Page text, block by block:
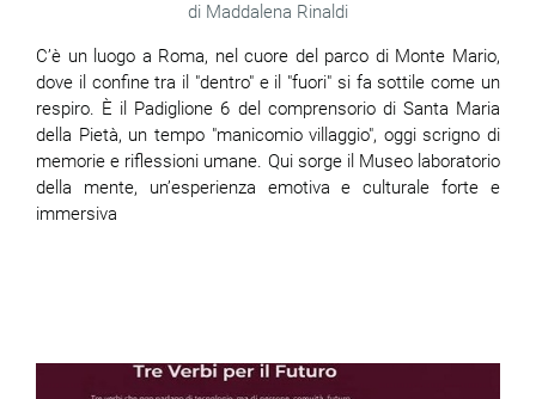
Maddalena Rinaldi
C’è un luogo a Roma, nel cuore del parco di Monte Mario,
dove il confine tra il "dentro" e il "fuori" si fa sottile come un
respiro. È il Padiglione 6 del comprensorio di Santa Maria
della Pietà, un tempo "manicomio villaggio", oggi scrigno di
memorie e riflessioni umane. Qui sorge il Museo laboratorio
della mente, un’esperienza emotiva e culturale forte e
immersiva